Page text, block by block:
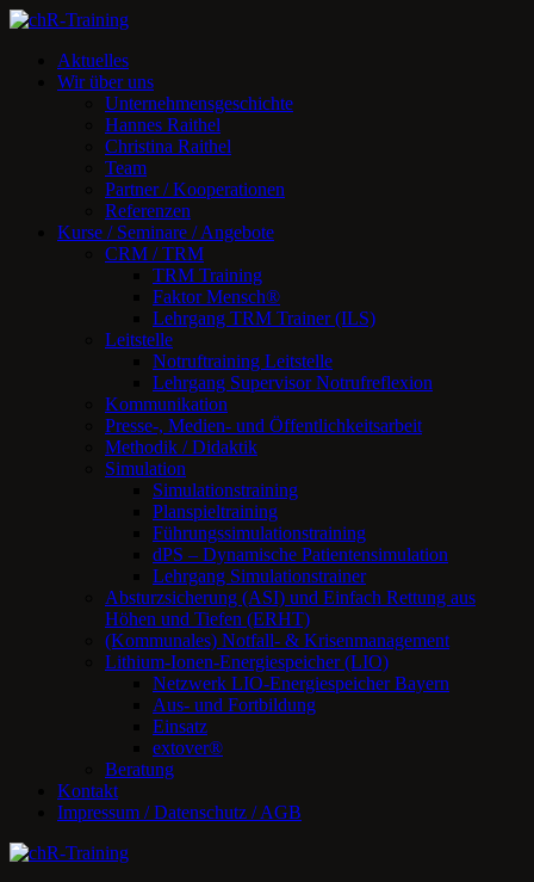
Zum
springenAktuelles
Wir über uns
Unternehmensgeschichte
Hannes Raithel
Christina Raithel
Team
Partner / Kooperationen
Referenzen
Kurse / Seminare / Angebote
CRM / TRM
TRM Training
Faktor Mensch®
Lehrgang TRM Trainer (ILS)
Leitstelle
Notruftraining Leitstelle
Lehrgang Supervisor Notrufreflexion
Kommunikation
Presse-, Medien- und Öffentlichkeitsarbeit
Methodik / Didaktik
Simulation
Simulationstraining
Planspieltraining
Führungssimulationstraining
dPS – Dynamische Patientensimulation
Lehrgang Simulationstrainer
Absturzsicherung (ASI) und Einfach Rettung aus
Höhen und Tiefen (ERHT)
(Kommunales) Notfall- & Krisenmanagement
Lithium-Ionen-Energiespeicher (LIO)
Netzwerk LIO-Energiespeicher Bayern
Aus- und Fortbildung
Einsatz
extover®
Beratung
Kontakt
Impressum / Datenschutz / AGB